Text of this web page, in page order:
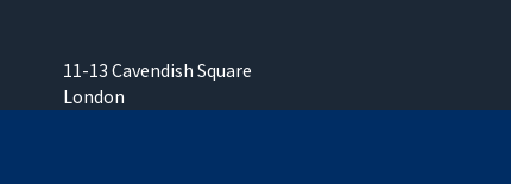
11-13 Cavendish Square
London